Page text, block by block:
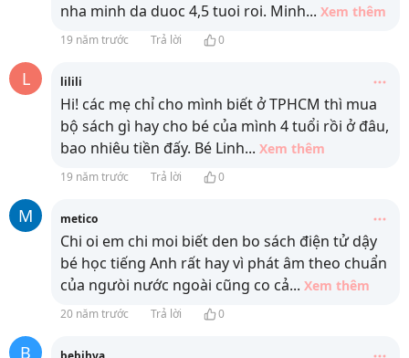
nha minh da duoc 4,5 tuoi roi. Minh... Xem thêm
19 năm trước Trả lời 0
L lilili
Hi! các mẹ chỉ cho mình biết ở TPHCM thì mua
bộ sách gì hay cho bé của mình 4 tuổi rồi ở đâu,
bao nhiêu tiền đấy. Bé Linh... Xem thêm
19 năm trước Trả lời 0
M metico
Chi oi em chi moi biết den bo sách điện tử dậy
bé học tiếng Anh rất hay vì phát âm theo chuẩn
của ngưòi nước ngoài cũng co cả... Xem thêm
20 năm trước Trả lời 0
B